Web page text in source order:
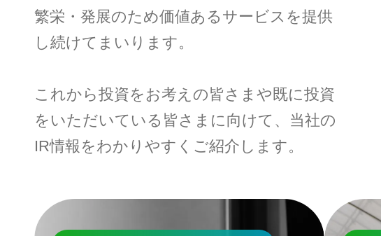
繁栄・発展のため価値あるサービスを提供
し続けてまいります。
これから投資をお考えの皆さまや既に投資
をいただいている皆さまに向けて、当社の
IR情報をわかりやすくご紹介します。